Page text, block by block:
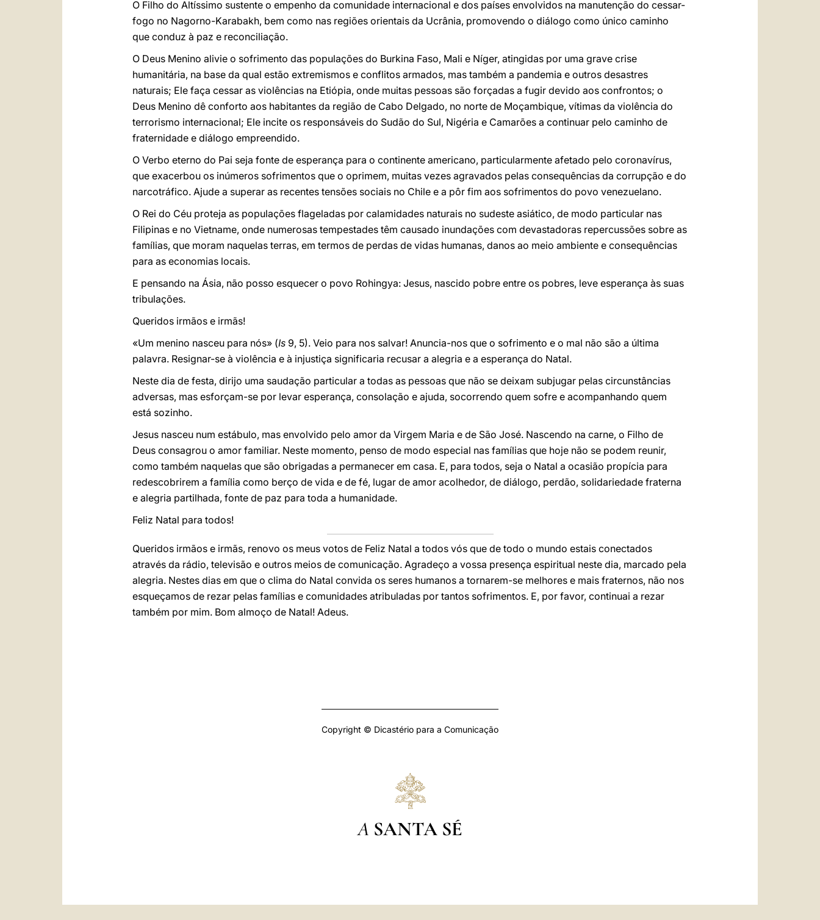
O Filho do Altíssimo sustente o empenho da comunidade internacional e dos países envolvidos na manutenção do cessar-
fogo no Nagorno-Karabakh, bem como nas regiões orientais da Ucrânia, promovendo o diálogo como único caminho
que conduz à paz e reconciliação.
O Deus Menino alivie o sofrimento das populações do Burkina Faso, Mali e Níger, atingidas por uma grave crise
humanitária, na base da qual estão extremismos e conflitos armados, mas também a pandemia e outros desastres
naturais; Ele faça cessar as violências na Etiópia, onde muitas pessoas são forçadas a fugir devido aos confrontos; o
Deus Menino dê conforto aos habitantes da região de Cabo Delgado, no norte de Moçambique, vítimas da violência do
terrorismo internacional; Ele incite os responsáveis do Sudão do Sul, Nigéria e Camarões a continuar pelo caminho de
fraternidade e diálogo empreendido.
O Verbo eterno do Pai seja fonte de esperança para o continente americano, particularmente afetado pelo coronavírus,
que exacerbou os inúmeros sofrimentos que o oprimem, muitas vezes agravados pelas consequências da corrupção e do
narcotráfico. Ajude a superar as recentes tensões sociais no Chile e a pôr fim aos sofrimentos do povo venezuelano.
O Rei do Céu proteja as populações flageladas por calamidades naturais no sudeste asiático, de modo particular nas
Filipinas e no Vietname, onde numerosas tempestades têm causado inundações com devastadoras repercussões sobre as
famílias, que moram naquelas terras, em termos de perdas de vidas humanas, danos ao meio ambiente e consequências
para as economias locais.
E pensando na Ásia, não posso esquecer o povo Rohingya: Jesus, nascido pobre entre os pobres, leve esperança às suas
tribulações.
Queridos irmãos e irmãs!
«Um menino nasceu para nós» (Is 9, 5). Veio para nos salvar! Anuncia-nos que o sofrimento e o mal não são a última
palavra. Resignar-se à violência e à injustiça significaria recusar a alegria e a esperança do Natal.
Neste dia de festa, dirijo uma saudação particular a todas as pessoas que não se deixam subjugar pelas circunstâncias
adversas, mas esforçam-se por levar esperança, consolação e ajuda, socorrendo quem sofre e acompanhando quem
está sozinho.
Jesus nasceu num estábulo, mas envolvido pelo amor da Virgem Maria e de São José. Nascendo na carne, o Filho de
Deus consagrou o amor familiar. Neste momento, penso de modo especial nas famílias que hoje não se podem reunir,
como também naquelas que são obrigadas a permanecer em casa. E, para todos, seja o Natal a ocasião propícia para
redescobrirem a família como berço de vida e de fé, lugar de amor acolhedor, de diálogo, perdão, solidariedade fraterna
e alegria partilhada, fonte de paz para toda a humanidade.
Feliz Natal para todos!
Queridos irmãos e irmãs, renovo os meus votos de Feliz Natal a todos vós que de todo o mundo estais conectados
através da rádio, televisão e outros meios de comunicação. Agradeço a vossa presença espiritual neste dia, marcado pela
alegria. Nestes dias em que o clima do Natal convida os seres humanos a tornarem-se melhores e mais fraternos, não nos
esqueçamos de rezar pelas famílias e comunidades atribuladas por tantos sofrimentos. E, por favor, continuai a rezar
também por mim. Bom almoço de Natal! Adeus.
Copyright © Dicastério para a Comunicação
A SANTA SÉ